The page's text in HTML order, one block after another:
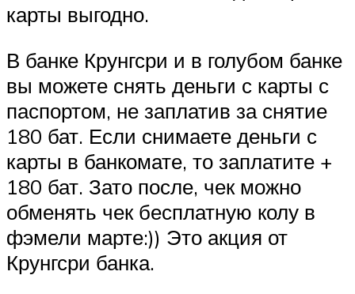
карты выгодно.
В банке Крунгсри и в голубом банке
вы можете снять деньги с карты с
паспортом, не заплатив за снятие
180 бат. Если снимаете деньги с
карты в банкомате, то заплатите +
180 бат. Зато после, чек можно
обменять чек бесплатную колу в
фэмели марте:)) Это акция от
Крунгсри банка.